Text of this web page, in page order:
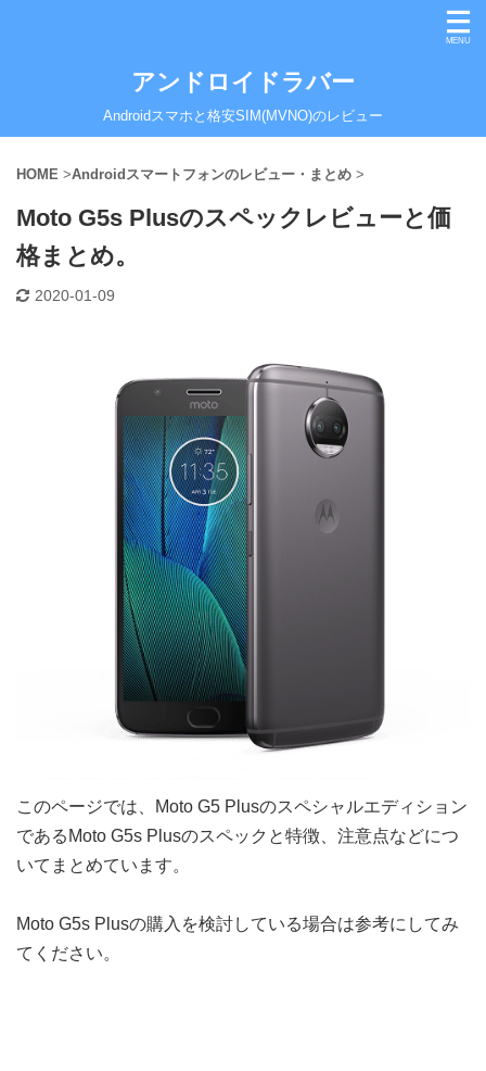
アンドロイドラバー
Androidスマホと格安SIM(MVNO)のレビュー
HOME >Androidスマートフォンのレビュー・まとめ >
Moto G5s Plusのスペックレビューと価
格まとめ。
2020-01-09
このページでは、Moto G5 Plusのスペシャルエディション
であるMoto G5s Plusのスペックと特徴、注意点などにつ
いてまとめています。
Moto G5s Plusの購入を検討している場合は参考にしてみ
てください。